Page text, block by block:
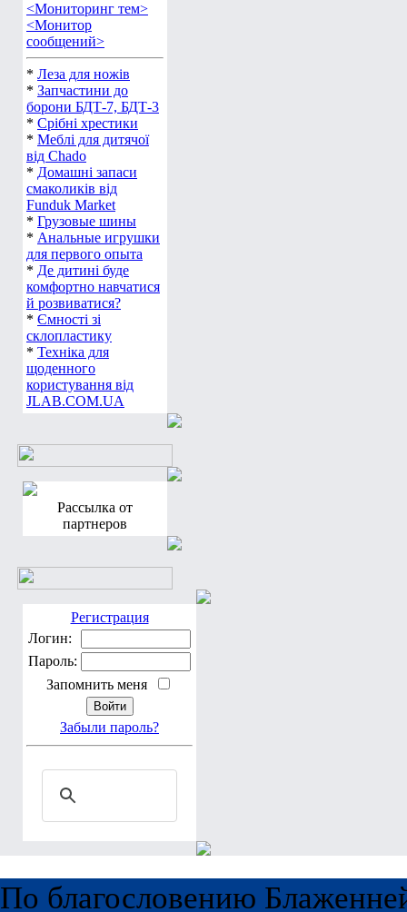
<Мониторинг тем>
<Монитор
сообщений>
* Леза для ножів
* Запчастини до
борони БДТ-7, БДТ-3
* Срібні хрестики
* Меблі для дитячої
від Chado
* Домашні запаси
смаколиків від
Funduk Market
* Грузовые шины
* Анальные игрушки
для первого опыта
* Де дитині буде
комфортно навчатися
й розвиватися?
* Ємності зі
склопластику
* Техніка для
щоденного
користування від
JLAB.COM.UA
Рассылка от
партнеров
Регистрация
Логин:
Пароль:
Запомнить меня
Забыли пароль?
По благословению